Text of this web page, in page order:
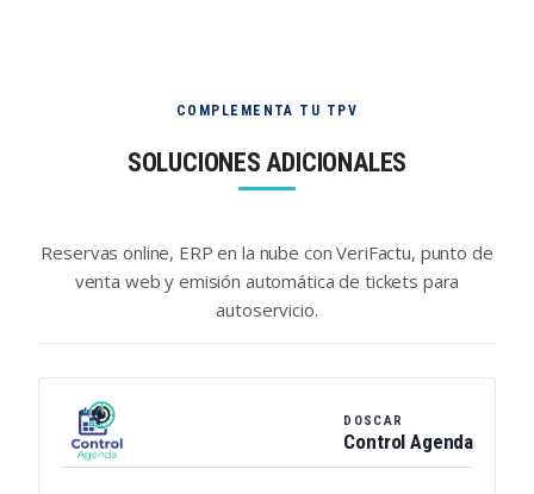
COMPLEMENTA TU TPV
SOLUCIONES ADICIONALES
Reservas online, ERP en la nube con VeriFactu, punto de
venta web y emisión automática de tickets para
autoservicio.
DOSCAR
Control Agenda